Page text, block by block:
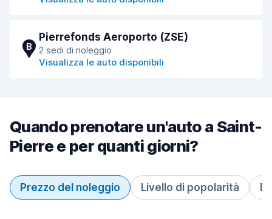
B
Pierrefonds Aeroporto (ZSE)
2 sedi di noleggio
Visualizza le auto disponibili
Quando prenotare un'auto a Saint-
Pierre e per quanti giorni?
Prezzo del noleggio Livello di popolarità